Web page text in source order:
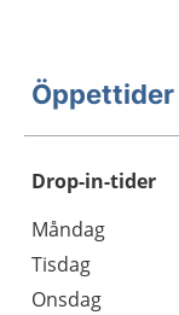
Öppettider
Drop-in-tider
Måndag
Tisdag
Onsdag